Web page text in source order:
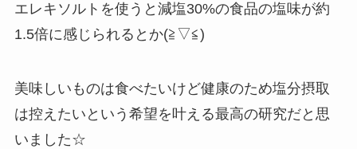
エレキソルトを使うと減塩30%の食品の塩味が約
1.5倍に感じられるとか(≧▽≦)
美味しいものは食べたいけど健康のため塩分摂取
は控えたいという希望を叶える最高の研究だと思
いました☆